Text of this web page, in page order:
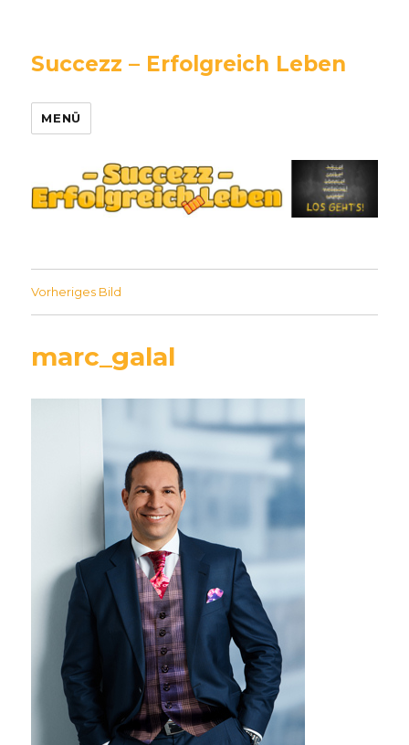
Succezz – Erfolgreich Leben
MENÜ
Vorheriges Bild
marc_galal